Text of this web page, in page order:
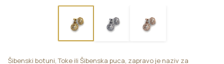
Šibenski botuni, Toke ili Šibenska puca, zapravo je naziv za